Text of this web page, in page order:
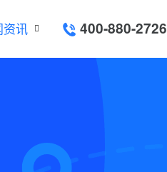
讯 400-880-2726